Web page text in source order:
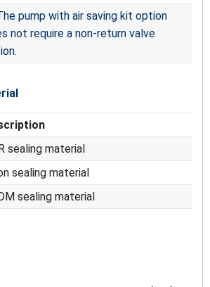
pump with air saving kit option
not require a non-return valve
sealing material
sealing material
sealing material